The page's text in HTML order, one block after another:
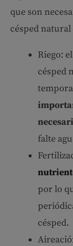
que son
césped natural
Riego:
césped
falte
por lo
césped.